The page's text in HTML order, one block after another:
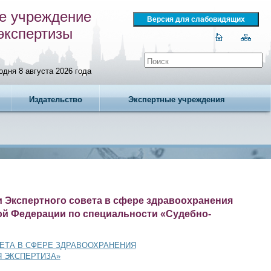
учреждение
8 августа 2026 года
Издательство Экспертные учреждения
совета в сфере здравоохранения
Федерации по специальности «Судебно-
В СФЕРЕ ЗДРАВООХРАНЕНИЯ